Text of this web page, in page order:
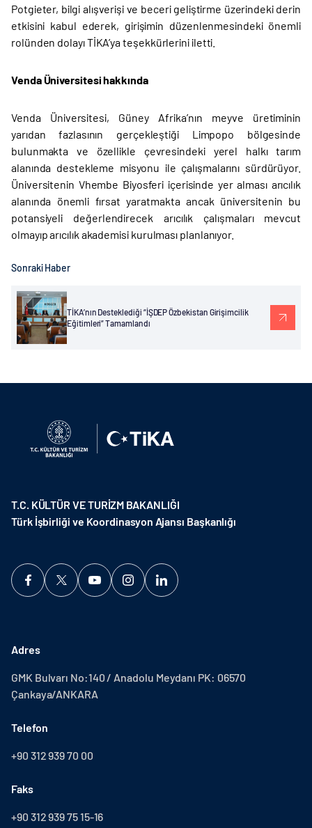
Potgieter, bilgi alışverişi ve beceri geliştirme üzerindeki derin
etkisini kabul ederek, girişimin düzenlenmesindeki önemli
rolünden dolayı TİKA’ya teşekkürlerini iletti.
Venda Üniversitesi hakkında
Venda Üniversitesi, Güney Afrika’nın meyve üretiminin
yarıdan fazlasının gerçekleştiği Limpopo bölgesinde
bulunmakta ve özellikle çevresindeki yerel halkı tarım
alanında destekleme misyonu ile çalışmalarını sürdürüyor.
Üniversitenin Vhembe Biyosferi içerisinde yer alması arıcılık
alanında önemli fırsat yaratmakta ancak üniversitenin bu
potansiyeli değerlendirecek arıcılık çalışmaları mevcut
olmayıp arıcılık akademisi kurulması planlanıyor.
Sonraki Haber
TİKA’nın Desteklediği “İŞDEP Özbekistan Girişimcilik
Eğitimleri” Tamamlandı
T.C. KÜLTÜR VE TURİZM BAKANLIĞI
Türk İşbirliği ve Koordinasyon Ajansı Başkanlığı
Adres
GMK Bulvarı No:140 / Anadolu Meydanı PK: 06570
Çankaya/ANKARA
Telefon
+90 312 939 70 00
Faks
+90 312 939 75 15-16